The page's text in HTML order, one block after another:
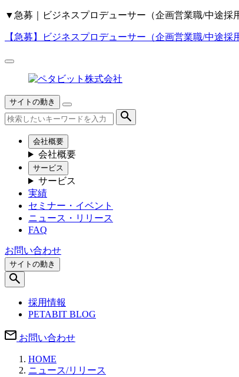
▼ 急募｜ビジネスプロデューサー（企画営業職/中途採
【急募】 ビジネスプロデューサー（企画営業職/中途採
サイトの動き
会社概要
会社概要
サービス
サービス
実績
セミナー・イベント
ニュース・リリース
FAQ
お問い合わせ
サイトの動き
採用情報
PETABIT BLOG
お問い合わせ
HOME
ニュース/リリース